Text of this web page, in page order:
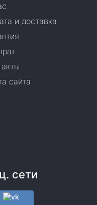
и доставка
сайта
сети